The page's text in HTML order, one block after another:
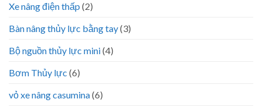
Xe nâng điện thấp (2)
Bàn nâng thủy lực bằng tay(3)
Bộ nguồn thủy lực mini(4)
Bơm Thủy lực (6)
vỏ xe nâng casumina(6)